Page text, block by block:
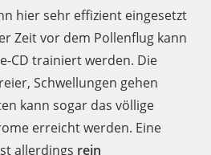
hier sehr effizient eingesetzt
Zeit vor dem Pollenflug kann
CD trainiert werden. Die
Schwellungen gehen
kann sogar das völlige
erreicht werden. Eine
allerdings rein